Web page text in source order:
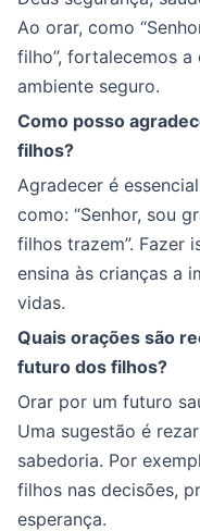
Ao orar, como
filho”, fortalecemos
ambiente seguro.
Como posso
filhos?
Agradecer é
como: “Senhor, sou
filhos trazem”. Fazer
ensina às crianças a
vidas.
Quais orações são
futuro dos filhos?
Orar por um futuro
Uma sugestão é
sabedoria. Por
filhos nas decisões,
esperança.